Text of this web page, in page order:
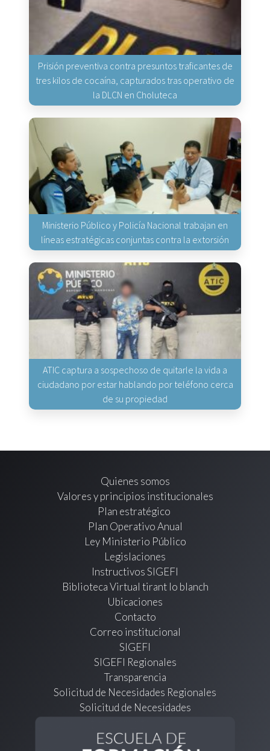
Prisión preventiva contra presuntos traficantes de
tres kilos de cocaína, capturados tras operativo de
la DLCN en Choluteca
Ministerio Público y Policía Nacional trabajan en
líneas estratégicas conjuntas contra la extorsión
ATIC captura a sospechoso de quitarle la vida a
ciudadano por estar hablando por teléfono cerca
de su propiedad
Quienes somos
Valores y principios institucionales
Plan estratégico
Plan Operativo Anual
Ley Ministerio Público
Legislaciones
Instructivos SIGEFI
Biblioteca Virtual tirant lo blanch
Ubicaciones
Contacto
Correo institucional
SIGEFI
SIGEFI Regionales
Transparencia
Solicitud de Necesidades Regionales
Solicitud de Necesidades